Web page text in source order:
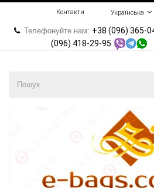
Українська
Контакти
Телефонуйте нам: +38 (096) 365-
(096) 418-29-95